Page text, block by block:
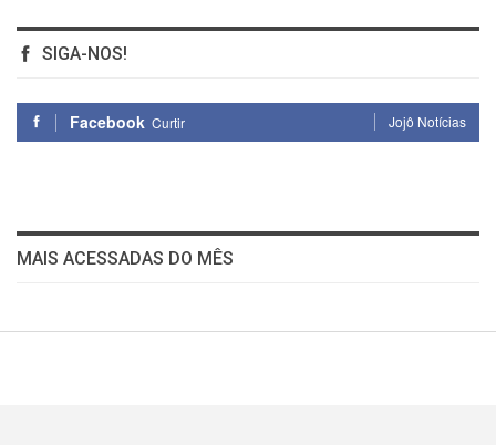
SIGA-NOS!
Facebook Curtir Jojô Notícias
MAIS ACESSADAS DO MÊS